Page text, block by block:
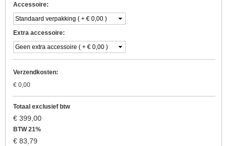
Accessoire:
Extra accessoire:
Verzendkosten:
€ 0,00
Totaal exclusief btw
€ 399,00
BTW 21%
€ 83,79